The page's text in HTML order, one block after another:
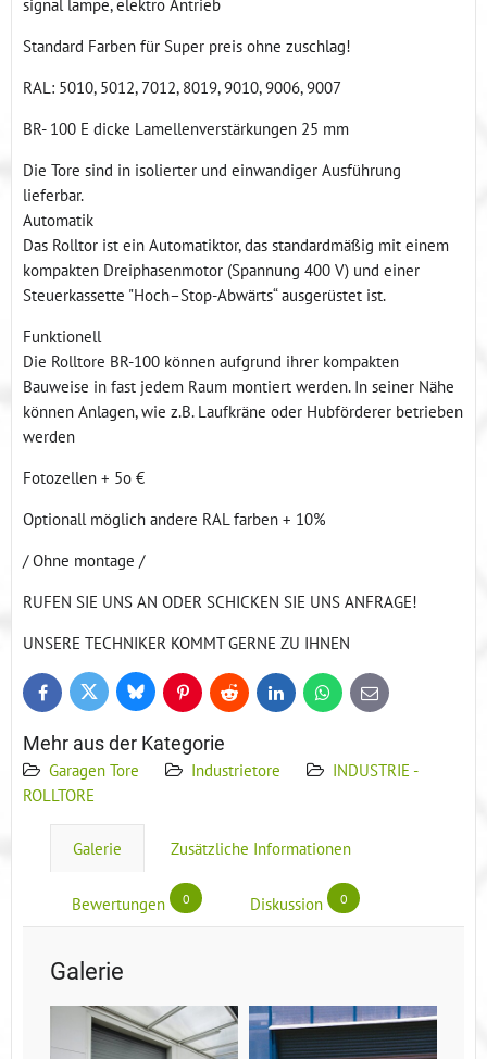
Standard Farben für Super preis ohne zuschlag!
RAL: 5010, 5012, 7012, 8019, 9010, 9006, 9007
BR- 100 E dicke Lamellenverstärkungen 25 mm
Die Tore sind in isolierter und einwandiger Ausführung
lieferbar.
Automatik
Das Rolltor ist ein Automatiktor, das standardmäßig mit einem
kompakten Dreiphasenmotor (Spannung 400 V) und einer
Steuerkassette "Hoch–Stop-Abwärts“ ausgerüstet ist.
Funktionell
Die Rolltore BR-100 können aufgrund ihrer kompakten
Bauweise in fast jedem Raum montiert werden. In seiner Nähe
können Anlagen, wie z.B. Laufkräne oder Hubförderer betrieben
werden
Fotozellen + 5o €
Optionall möglich andere RAL farben + 10%
/ Ohne montage /
RUFEN SIE UNS AN ODER SCHICKEN SIE UNS ANFRAGE!
UNSERE TECHNIKER KOMMT GERNE ZU IHNEN
FacebookTwitter BlueskyPinterestReddit LinkedInWhatsApp
E-
mail
Mehr aus der Kategorie
Garagen Tore Industrietore
INDUSTRIE -
ROLLTORE
Galerie Zusätzliche Informationen
Bewertungen 0 Diskussion 0
Galerie